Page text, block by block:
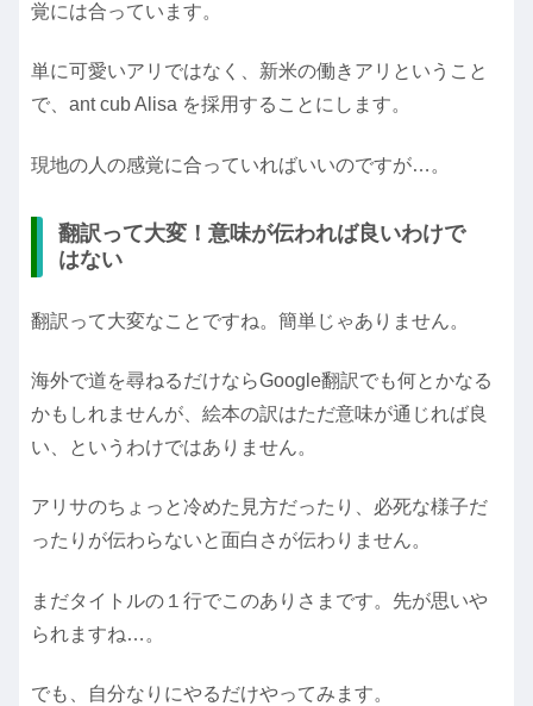
覚には合っています。
単に可愛いアリではなく、新米の働きアリということ
で、ant cub Alisa を採用することにします。
現地の人の感覚に合っていればいいのですが…。
翻訳って大変！意味が伝われば良いわけで
はない
翻訳って大変なことですね。簡単じゃありません。
海外で道を尋ねるだけならGoogle翻訳でも何とかなる
かもしれませんが、絵本の訳はただ意味が通じれば良
い、というわけではありません。
アリサのちょっと冷めた見方だったり、必死な様子だ
ったりが伝わらないと面白さが伝わりません。
まだタイトルの１行でこのありさまです。先が思いや
られますね…。
でも、自分なりにやるだけやってみます。